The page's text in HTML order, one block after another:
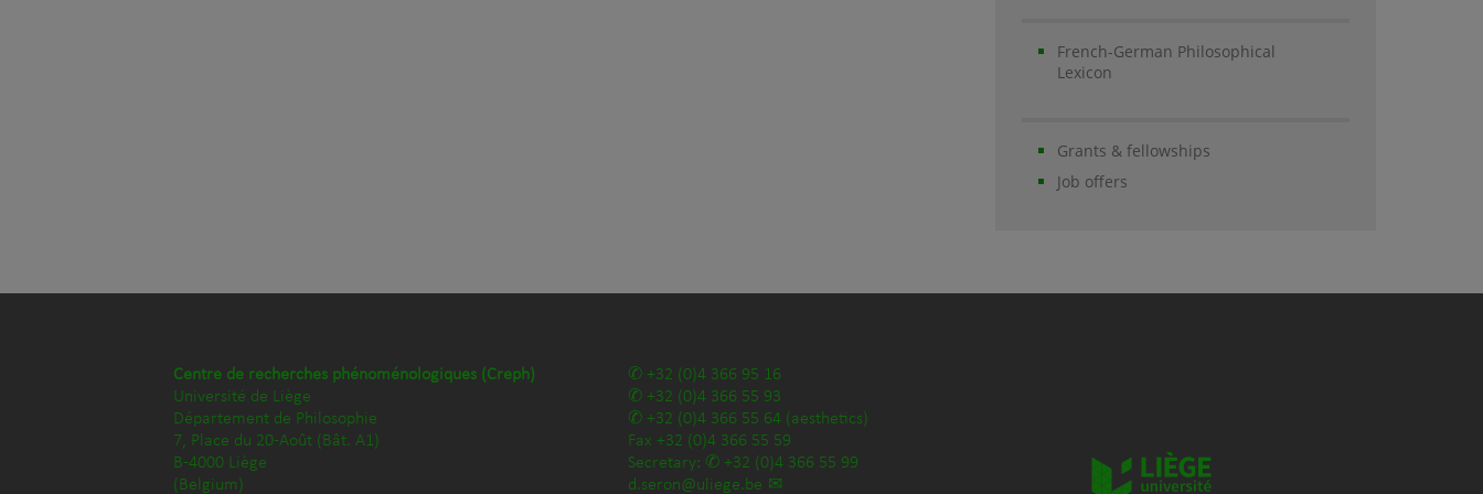
French-German Philosophical
Lexicon
Grants & fellowships
Job offers
Centre de recherches phénoménologiques (Creph)
Université de Liège
Département de Philosophie
7, Place du 20-Août (Bât. A1)
B-4000 Liège
(Belgium)
+32 (0)4 366 95 16
+32 (0)4 366 55 93
+32 (0)4 366 55 64 (aesthetics)
Fax +32 (0)4 366 55 59
Secretary:
+32 (0)4 366 55 99
d.seron@uliege.be